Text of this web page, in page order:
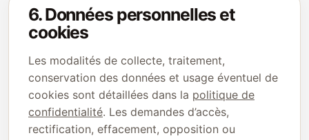
6. Données personnelles et
cookies
Les modalités de collecte, traitement,
conservation des données et usage éventuel de
cookies sont détaillées dans la politique de
confidentialité. Les demandes d’accès,
rectification, effacement, opposition ou